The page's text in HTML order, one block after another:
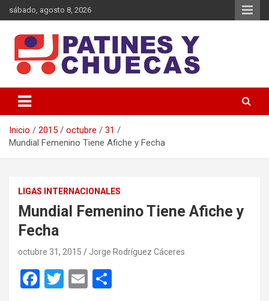
Saltar
al
sábado, agosto 8, 2026
Patines y Chuecas
Inicio 2015 octubre
31
Mundial Femenino Tiene Afiche y Fecha
LIGAS INTERNACIONALES
Mundial Femenino Tiene Afiche y
Fecha
octubre 31, 2015 Jorge Rodríguez Cáceres
F
T
E